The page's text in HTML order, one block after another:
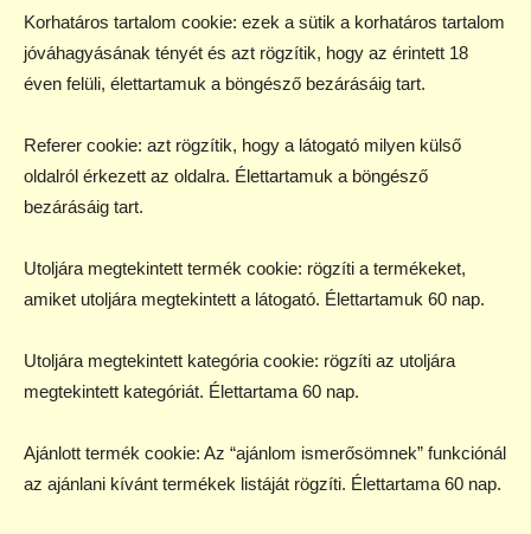
Korhatáros tartalom cookie: ezek a sütik a korhatáros tartalom
jóváhagyásának tényét és azt rögzítik, hogy az érintett 18
éven felüli, élettartamuk a böngésző bezárásáig tart.
Referer cookie: azt rögzítik, hogy a látogató milyen külső
oldalról érkezett az oldalra. Élettartamuk a böngésző
bezárásáig tart.
Utoljára megtekintett termék cookie: rögzíti a termékeket,
amiket utoljára megtekintett a látogató. Élettartamuk 60 nap.
Utoljára megtekintett kategória cookie: rögzíti az utoljára
megtekintett kategóriát. Élettartama 60 nap.
Ajánlott termék cookie: Az “ajánlom ismerősömnek” funkciónál
az ajánlani kívánt termékek listáját rögzíti. Élettartama 60 nap.